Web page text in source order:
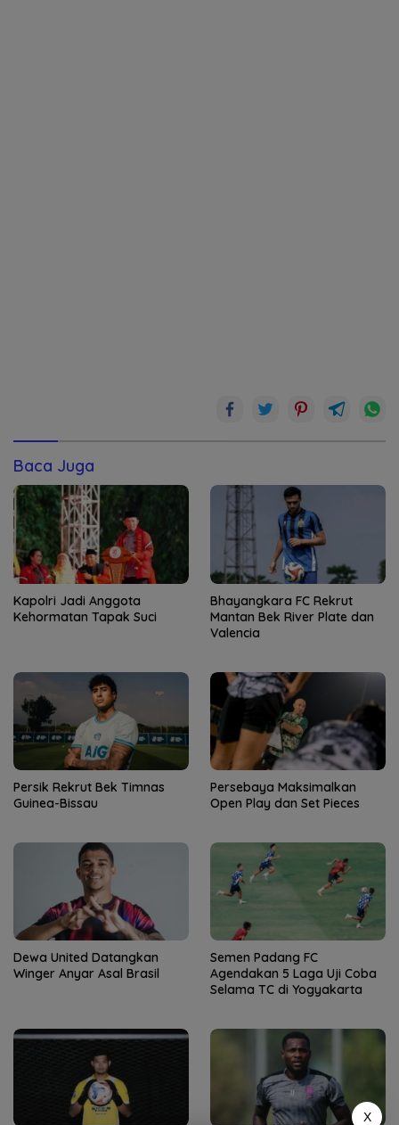
Baca Juga
Kapolri Jadi Anggota
Kehormatan Tapak Suci
Bhayangkara FC Rekrut
Mantan Bek River Plate dan
Valencia
Persik Rekrut Bek Timnas
Guinea-Bissau
Persebaya Maksimalkan
Open Play dan Set Pieces
Dewa United Datangkan
Winger Anyar Asal Brasil
Semen Padang FC
Agendakan 5 Laga Uji Coba
Selama TC di Yogyakarta
X